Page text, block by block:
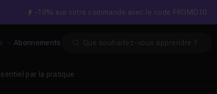
-10% sur votre commande avec le code PROMO10
Abonnements
par la pratique